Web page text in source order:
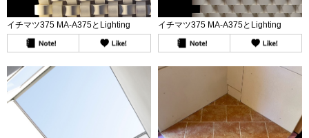
イチマツ375 MA-A375とLighting イチマツ375 MA-A375とLighting